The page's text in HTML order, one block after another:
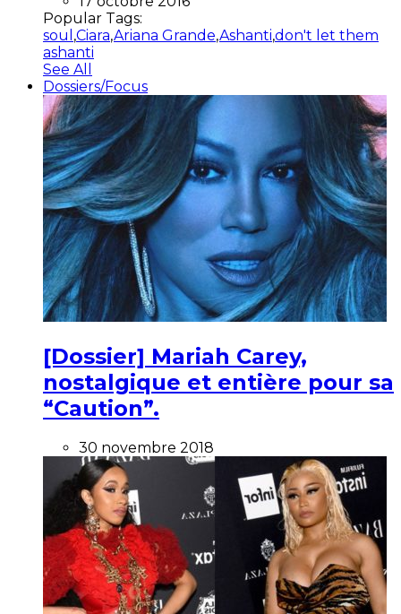
Popular Tags:
soul ,Ciara,Ariana Grande,Ashanti,don't let them
ashanti
See All
Dossiers/Focus
[Dossier] Mariah Carey,
nostalgique et entière pour sa
“Caution”.
30 novembre 2018